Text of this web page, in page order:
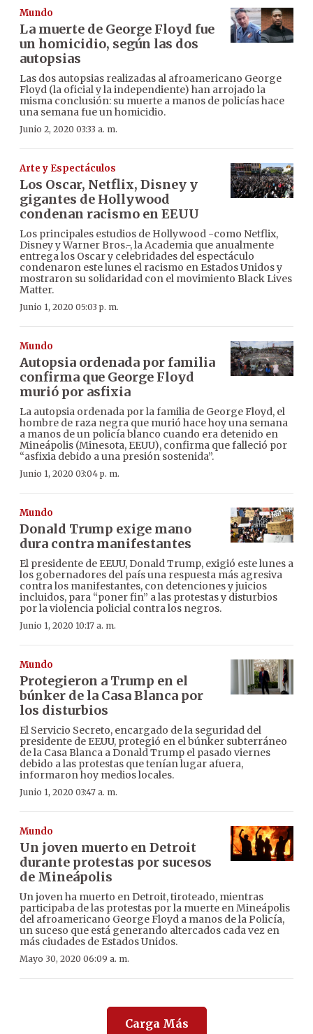
Mundo
La muerte de George Floyd fue
un homicidio, según las dos
autopsias
Las dos autopsias realizadas al afroamericano George
Floyd (la oficial y la independiente) han arrojado la
misma conclusión: su muerte a manos de policías hace
una semana fue un homicidio.
Junio 2, 2020 03:33 a. m.
Arte y Espectáculos
Los Oscar, Netflix, Disney y
gigantes de Hollywood
condenan racismo en EEUU
Los principales estudios de Hollywood -como Netflix,
Disney y Warner Bros.-, la Academia que anualmente
entrega los Oscar y celebridades del espectáculo
condenaron este lunes el racismo en Estados Unidos y
mostraron su solidaridad con el movimiento Black Lives
Matter.
Junio 1, 2020 05:03 p. m.
Mundo
Autopsia ordenada por familia
confirma que George Floyd
murió por asfixia
La autopsia ordenada por la familia de George Floyd, el
hombre de raza negra que murió hace hoy una semana
a manos de un policía blanco cuando era detenido en
Mineápolis (Minesota, EEUU), confirma que falleció por
“asfixia debido a una presión sostenida”.
Junio 1, 2020 03:04 p. m.
Mundo
Donald Trump exige mano
dura contra manifestantes
El presidente de EEUU, Donald Trump, exigió este lunes a
los gobernadores del país una respuesta más agresiva
contra los manifestantes, con detenciones y juicios
incluidos, para “poner fin” a las protestas y disturbios
por la violencia policial contra los negros.
Junio 1, 2020 10:17 a. m.
Mundo
Protegieron a Trump en el
búnker de la Casa Blanca por
los disturbios
El Servicio Secreto, encargado de la seguridad del
presidente de EEUU, protegió en el búnker subterráneo
de la Casa Blanca a Donald Trump el pasado viernes
debido a las protestas que tenían lugar afuera,
informaron hoy medios locales.
Junio 1, 2020 03:47 a. m.
Mundo
Un joven muerto en Detroit
durante protestas por sucesos
de Mineápolis
Un joven ha muerto en Detroit, tiroteado, mientras
participaba de las protestas por la muerte en Mineápolis
del afroamericano George Floyd a manos de la Policía,
un suceso que está generando altercados cada vez en
más ciudades de Estados Unidos.
Mayo 30, 2020 06:09 a. m.
Carga Más